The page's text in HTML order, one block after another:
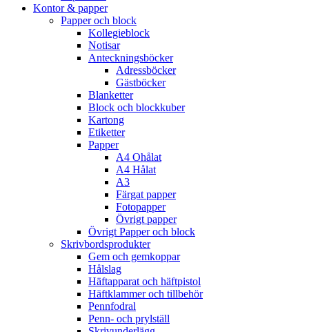
Kontor & papper
Papper och block
Kollegieblock
Notisar
Anteckningsböcker
Adressböcker
Gästböcker
Blanketter
Block och blockkuber
Kartong
Etiketter
Papper
A4 Ohålat
A4 Hålat
A3
Färgat papper
Fotopapper
Övrigt papper
Övrigt Papper och block
Skrivbordsprodukter
Gem och gemkoppar
Hålslag
Häftapparat och häftpistol
Häftklammer och tillbehör
Pennfodral
Penn- och prylställ